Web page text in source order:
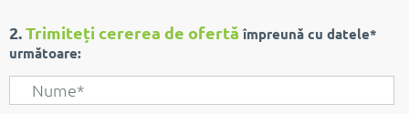
2.Trimiteți cererea de ofertă împreună cu datele*
următoare: